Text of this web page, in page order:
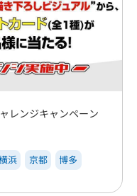
レンジキャンペーン
浜 京都 博多